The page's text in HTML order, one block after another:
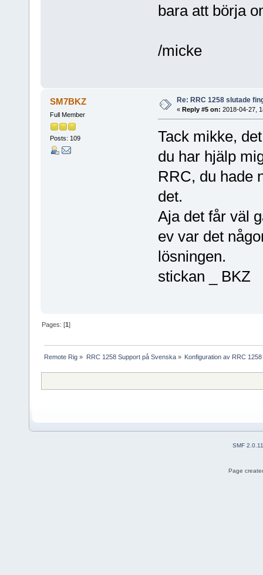
bara att börja
/micke
SM7BKZ
Full Member
Posts: 109
Re: RRC 1258 slutade
« Reply #5 on: 2018-04-27,
Tack mikke,
du har hjälp
RRC, du hade
det.
Aja det får väl
ev var det
lösningen.
stickan _ BKZ
Pages: [1]
Remote Rig » RRC 1258 Support på Svenska» Konfiguration av RRC 1258
SMF 2.0.11
Page